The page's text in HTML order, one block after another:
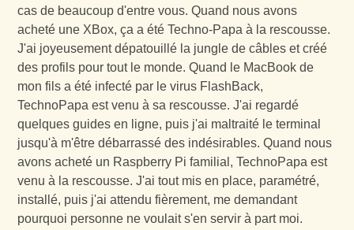
cas de beaucoup d'entre vous. Quand nous avons
acheté une XBox, ça a été Techno-Papa à la rescousse.
J'ai joyeusement dépatouillé la jungle de câbles et créé
des profils pour tout le monde. Quand le MacBook de
mon fils a été infecté par le virus FlashBack,
TechnoPapa est venu à sa rescousse. J'ai regardé
quelques guides en ligne, puis j'ai maltraité le terminal
jusqu'à m'être débarrassé des indésirables. Quand nous
avons acheté un Raspberry Pi familial, TechnoPapa est
venu à la rescousse. J'ai tout mis en place, paramétré,
installé, puis j'ai attendu fièrement, me demandant
pourquoi personne ne voulait s'en servir à part moi.